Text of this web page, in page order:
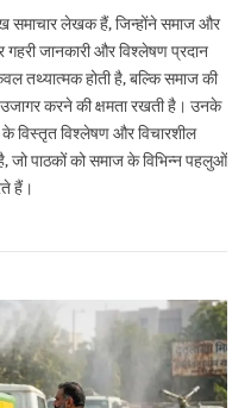
समाचार लेखक हैं, जिन्होंने समाज और
गहरी जानकारी और विश्लेषण प्रदान
तथ्यात्मक होती है, बल्कि समाज की
करने की क्षमता रखती है। उनके
विस्तृत विश्लेषण और विचारशील
जो पाठकों को समाज के विभिन्न पहलुओं
हैं।